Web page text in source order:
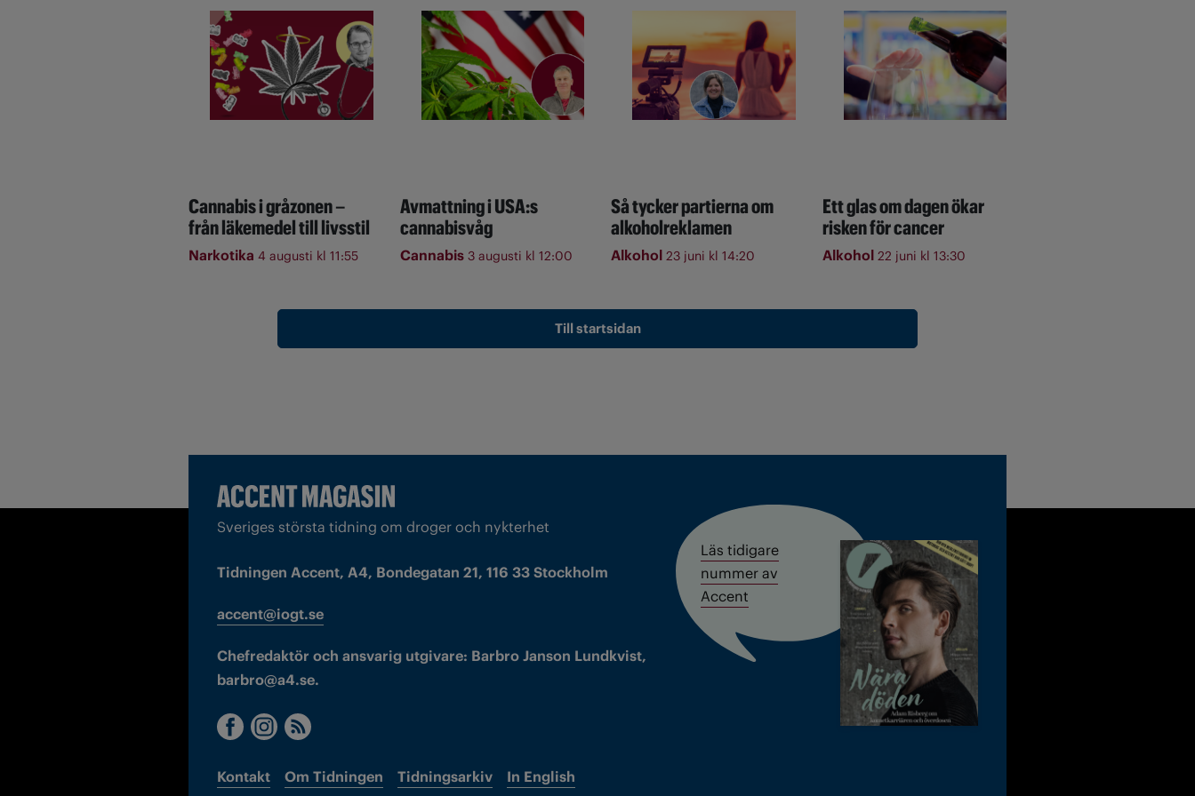
Cannabis i gråzonen –
från läkemedel till livsstil
Narkotika 4 augusti kl 11:55
Avmattning i USA:s
cannabisvåg
Cannabis 3 augusti kl 12:00
Så tycker partierna om
alkoholreklamen
Alkohol 23 juni kl 14:20
Ett glas om dagen ökar
risken för cancer
Alkohol 22 juni kl 13:30
Till startsidan
Sveriges största tidning om droger och nykterhet
Tidningen Accent, A4, Bondegatan 21, 116 33 Stockholm
accent@iogt.se
Chefredaktör och ansvarig utgivare: Barbro Janson Lundkvist,
barbro@a4.se.
Kontakt Om Tidningen Tidningsarkiv In English
Läs tidigare
nummer av
Accent